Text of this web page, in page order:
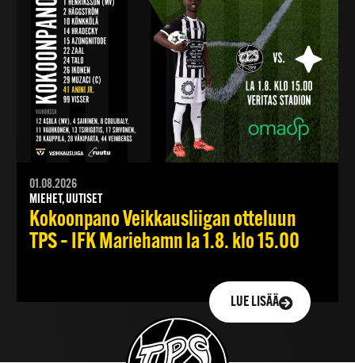
01.08.2026
MIEHET, UUTISET
Kokoonpano Veikkausliigan otteluun
TPS – IFK Mariehamn la 1.8. klo 15.00
LUE LISÄÄ